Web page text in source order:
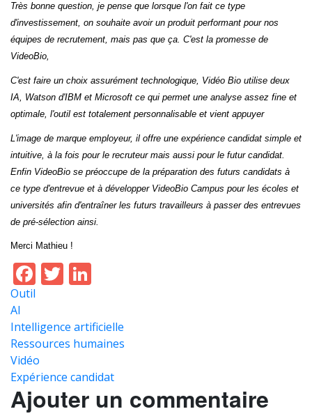
Très bonne question, je pense que lorsque l'on fait ce type
d'investissement, on souhaite avoir un produit performant pour nos
équipes de recrutement, mais pas que ça. C'est la promesse de
VideoBio,
C'est faire un choix assurément technologique, Vidéo Bio utilise deux
IA, Watson d'IBM et Microsoft ce qui permet une analyse assez fine et
optimale, l'outil est totalement personnalisable et vient appuyer
L'image de marque employeur, il offre une expérience candidat simple et
intuitive, à la fois pour le recruteur mais aussi pour le futur candidat.
Enfin VideoBio se préoccupe de la préparation des futurs candidats à
ce type d'entrevue et à développer VideoBio Campus pour les écoles et
universités afin d'entraîner les futurs travailleurs à passer des entrevues
de pré-sélection ainsi.
Merci Mathieu !
Facebook
Twitter
Outil
AI
Intelligence artificielle
Ressources humaines
Vidéo
Expérience candidat
Ajouter un commentaire